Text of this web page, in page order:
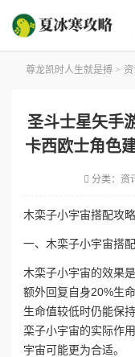
尊龙凯时人生就是搏 >
圣斗士星矢手
卡西欧士角色
分类： 资
木栾子小宇宙搭配攻
一、木栾子小宇宙搭
木栾子小宇宙的效果
额外回复自身20%生
生命值较低时仍能保
栾子小宇宙的实际作
宇宙可能更为合适。